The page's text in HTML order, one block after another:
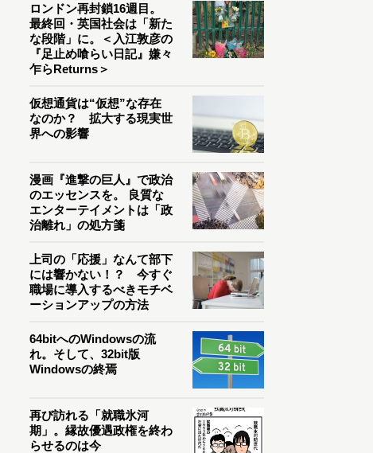
ロンドン再封鎖16週目。
最終回・英国社会は「新た
な段階」に。＜入江敦彦の
『足止め喰らい日記』嫌々
乍らReturns＞
仮想通貨は“仮想”な存在
なのか？ 拡大する現実世
界への影響
漫画『進撃の巨人』で政治
のエッセンスを。 良質な
エンターテイメントは「政
治離れ」の処方箋
上司の「応援」なんて部下
には響かない！？ 今すぐ
職場に導入するべきモチベ
ーションアップの方法
64bitへのWindowsの流
れ。そして、32bit版
Windowsの終焉
再び訪れる「就職氷河
期」。縁故優遇政権を終わ
らせるのは今